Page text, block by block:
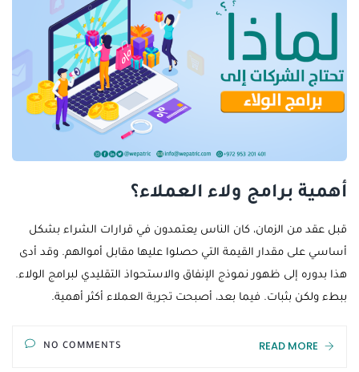
أهمية برامج ولاء العملاء؟
قبل عقد من الزمان، كان الناس يعتمدون في قرارات الشراء بشكل
أساسي على مقدار القيمة التي حصلوا عليها مقابل أموالهم. وقد أدى
هذا بدوره إلى ظهور نموذج الإنفاق والاستحواذ التقليدي لبرامج الولاء.
ببطء ولكن بثبات. فيما بعد، أصبحت تجربة العملاء أكثر أهمية.
READ MORE
NO COMMENTS